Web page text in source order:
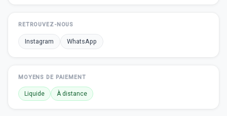
RETROUVEZ-NOUS
Instagram WhatsApp
MOYENS DE PAIEMENT
Liquide À distance